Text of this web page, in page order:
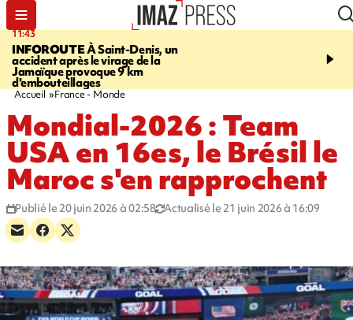
11:43
INFOROUTEÀ Saint-Denis, un
accident après le virage de la
Jamaïque provoque 9 km
d'embouteillages
16:35
gendarmes évacuent
Accueil France - Monde
Mondial-2026 : Team
USA en 16es, le Brésil le
Maroc s'en rapprochent
Publié le 20 juin 2026 à 02:58 Actualisé le 21 juin 2026 à 16:09